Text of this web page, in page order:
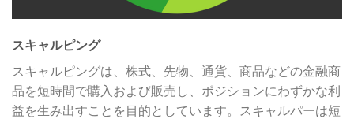
スキャルピング
スキャルピングは、株式、先物、通貨、商品などの金融商
品を短時間で購入および販売し、ポジションにわずかな利
益を生み出すことを目的としています。スキャルパーは短